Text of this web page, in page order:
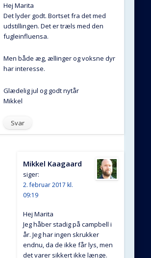
Hej Marita
Det lyder godt. Bortset fra det med
udstillingen. Det er træls med den
fugleinfluensa.
Men både æg, ællinger og voksne dyr
har interesse.
Glædelig jul og godt nytår
Mikkel
Svar
Mikkel Kaagaard
siger:
2. februar 2017 kl.
09:19
Hej Marita
Jeg håber stadig på campbell i
år. Jeg har ingen skrukker
endnu, da de ikke får lys, men
det varer sikkert ikke længe.